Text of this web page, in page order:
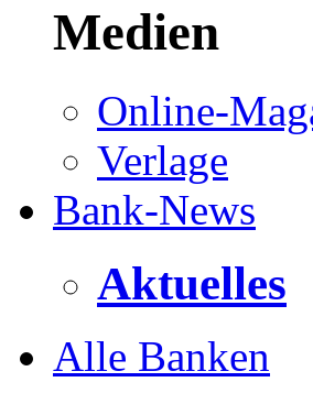
Medien
Online-
Verlage
Bank-News
Aktuelles
Alle Banken